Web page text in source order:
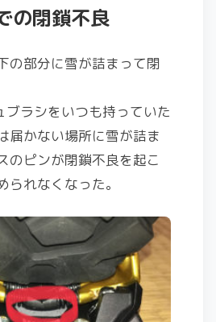
の閉鎖不良
の部分に雪が詰まって閉
ラシをいつも持っていた
届かない場所に雪が詰ま
のピンが閉鎖不良を起こ
られなくなった。